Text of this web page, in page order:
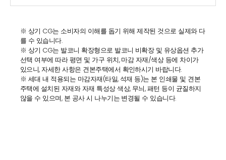
※ 상기 CG는 소비자의 이해를 돕기 위해 제작된 것으로 실제와 다
를 수 있습니다.
※ 상기 CG는 발코니 확장형으로 발코니 비확장 및 유상옵션 추가
선택 여부에 따라 평면 및 가구 위치, 마감 자재/색상 등에 차이가
있으니, 자세한 사항은 견본주택에서 확인하시기 바랍니다.
※ 세대 내 적용되는 마감자재(타일, 석재 등)는 본 인쇄물 및 견본
주택에 설치된 자재와 자재 특성상 색상, 무늬, 패턴 등이 균질하지
않을 수 있으며, 본 공사 시 나누기는 변경될 수 있습니다.